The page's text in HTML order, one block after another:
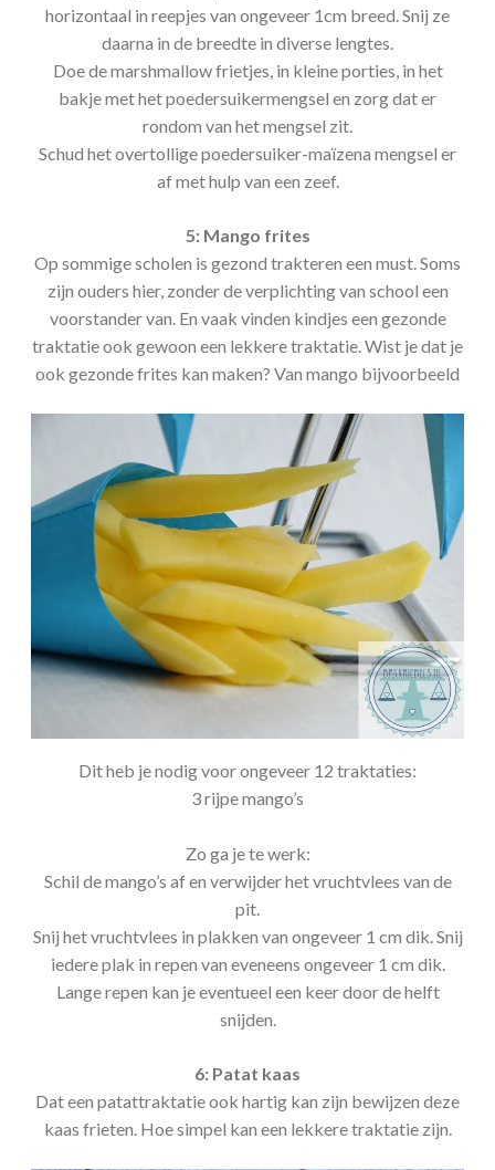
horizontaal in reepjes van ongeveer 1cm breed. Snij ze
daarna in de breedte in diverse lengtes.
Doe de marshmallow frietjes, in kleine porties, in het
bakje met het poedersuikermengsel en zorg dat er
rondom van het mengsel zit.
Schud het overtollige poedersuiker-maïzena mengsel er
af met hulp van een zeef.
5: Mango frites
Op sommige scholen is gezond trakteren een must. Soms
zijn ouders hier, zonder de verplichting van school een
voorstander van. En vaak vinden kindjes een gezonde
traktatie ook gewoon een lekkere traktatie. Wist je dat je
ook gezonde frites kan maken? Van mango bijvoorbeeld
Dit heb je nodig voor ongeveer 12 traktaties:
3 rijpe mango’s
Zo ga je te werk:
Schil de mango’s af en verwijder het vruchtvlees van de
pit.
Snij het vruchtvlees in plakken van ongeveer 1 cm dik. Snij
iedere plak in repen van eveneens ongeveer 1 cm dik.
Lange repen kan je eventueel een keer door de helft
snijden.
6: Patat kaas
Dat een patattraktatie ook hartig kan zijn bewijzen deze
kaas frieten. Hoe simpel kan een lekkere traktatie zijn.